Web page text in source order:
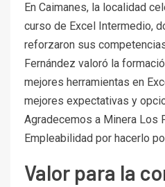
En Caimanes, la localidad
curso de Excel Intermedio,
reforzaron sus
Fernández valoró la
mejores herramientas en
mejores expectativas y
Agradecemos a Minera Los
Empleabilidad por hacerlo
Valor para la